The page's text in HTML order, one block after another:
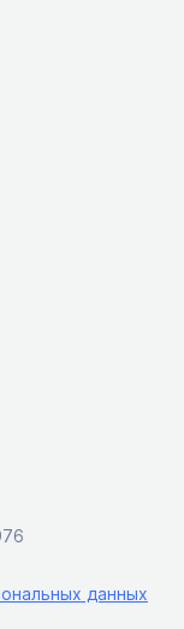
данных